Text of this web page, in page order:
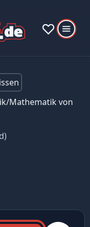
Mathematik von